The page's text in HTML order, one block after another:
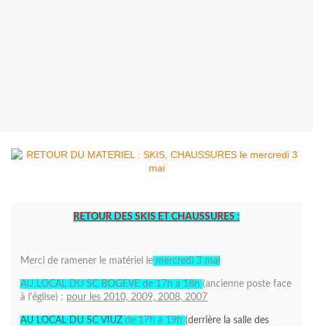
RETOUR DES SKIS ET CHAUSSURES :
Merci de ramener le matériel le mercredi 3 mai
AU LOCAL DU SC BOGEVE de 17h à 18h (ancienne poste face
à l'église) : pour les 2010, 2009, 2008, 2007
AU LOCAL DU SC VIUZ de 17h à 19h (derrière la salle des